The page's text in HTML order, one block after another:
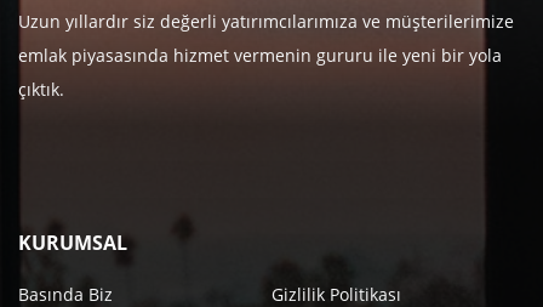
Uzun yıllardır siz değerli yatırımcılarımıza ve müşterilerimize
emlak piyasasında hizmet vermenin gururu ile yeni bir yola
çıktık.
KURUMSAL
Basında Biz
Gizlilik Politikası